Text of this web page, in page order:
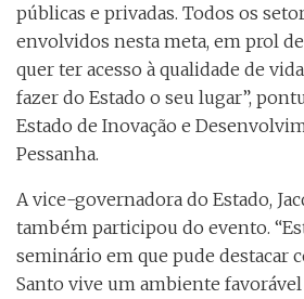
públicas e privadas. Todos os
envolvidos nesta meta, em prol
quer ter acesso à qualidade de
fazer do Estado o seu lugar”,
Estado de Inovação e
Pessanha.
A vice-governadora do Estado,
também participou do evento.
seminário em que pude destacar
Santo vive um ambiente favorável